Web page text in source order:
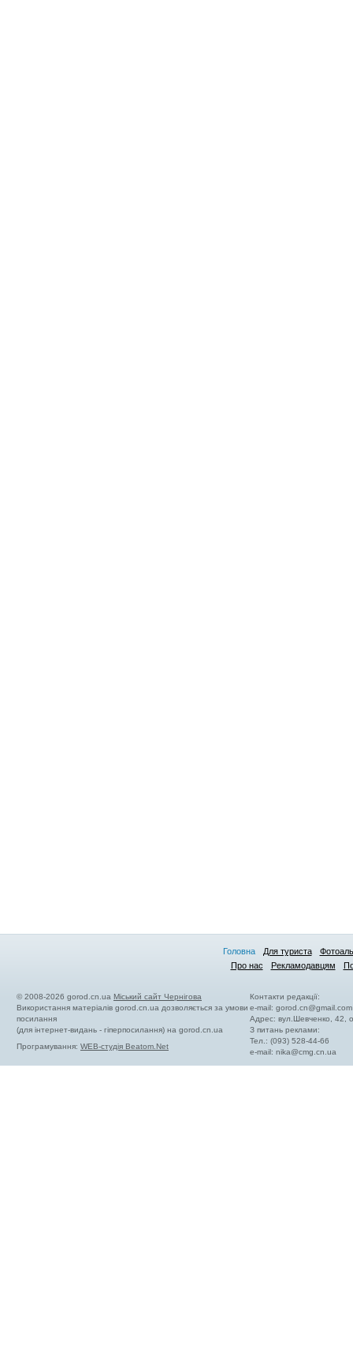
Головна Для туриста
Про нас
Рекламодавцям
© 2008-2026 gorod.cn.ua Міський сайт Чернігова
Використання матеріалів gorod.cn.ua дозволяється за умови
посилання
(для інтернет-видань - гіперпосилання) на gorod.cn.ua
Програмування: WEB-студія Beatom.Net
Контакти редакції:
e-mail:gorod.cn@gmail.com
Адрес: вул.Шевченко, 42,
З питань реклами:
Тел.: (093) 528-44-66
e-mail:nika@cmg.cn.ua